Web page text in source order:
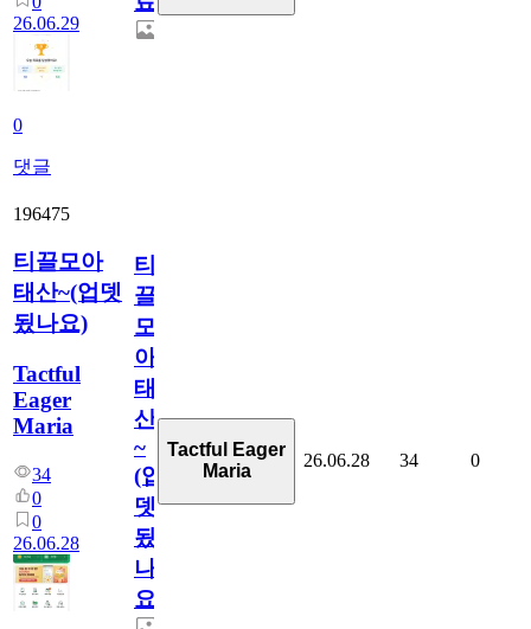
26.06.29
0
댓글
196475
티끌모아
태산~(업뎃
됬나요)
Tactful
Eager
Maria
34
0
0
26.06.28
티
끌
모
아
태
산
~
(업
뎃
됬
나
요)
Tactful Eager
Maria
26.06.28 34 0